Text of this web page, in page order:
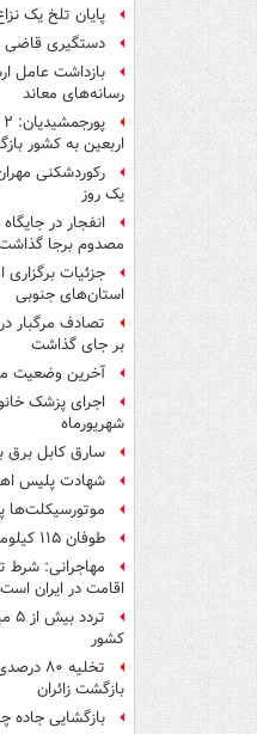
پایان تلخ یک
دستگیری قاضی
بازداشت عامل
رسانه‌های معاند
اربعین به کشور
یک روز
مصدوم برجا
جزئیات برگزاری
استان‌های جنوبی
بر جای گذاشت
آخرین وضعیت
شهریورماه
سارق کابل برق
شهادت پلیس
طوفان ۱۱۵ کیلومتری در سیستان
مهاجرانی: شرط
اقامت در ایران است
کشور
تخلیه
بازگشت زائران
بازگشایی جاده